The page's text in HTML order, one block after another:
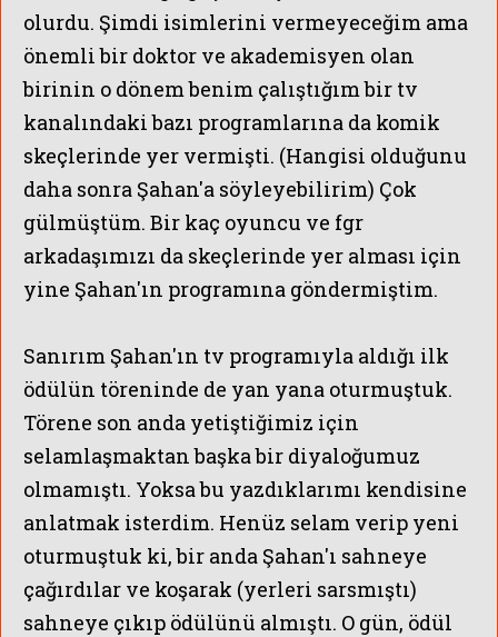
olurdu. Şimdi isimlerini vermeyeceğim ama
önemli bir doktor ve akademisyen olan
birinin o dönem benim çalıştığım bir tv
kanalındaki bazı programlarına da komik
skeçlerinde yer vermişti. (Hangisi olduğunu
daha sonra Şahan'a söyleyebilirim) Çok
gülmüştüm. Bir kaç oyuncu ve fgr
arkadaşımızı da skeçlerinde yer alması için
yine Şahan'ın programına göndermiştim.
Sanırım Şahan'ın tv programıyla aldığı ilk
ödülün töreninde de yan yana oturmuştuk.
Törene son anda yetiştiğimiz için
selamlaşmaktan başka bir diyaloğumuz
olmamıştı. Yoksa bu yazdıklarımı kendisine
anlatmak isterdim. Henüz selam verip yeni
oturmuştuk ki, bir anda Şahan'ı sahneye
çağırdılar ve koşarak (yerleri sarsmıştı)
sahneye çıkıp ödülünü almıştı. O gün, ödül